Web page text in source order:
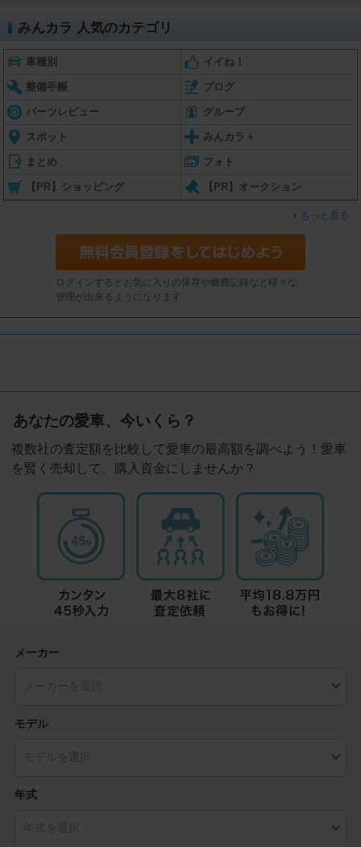
みんカラ 人気のカテゴリ
車種別 イイね！
整備手帳 ブログ
パーツレビュー グループ
スポット みんカラ＋
まとめ フォト
【PR】ショッピング 【PR】オークション
もっと見る
ログインするとお気に入りの保存や燃費記録など様々な
管理が出来るようになります
あなたの愛車、今いくら？
複数社の査定額を比較して愛車の最高額を調べよう！愛車
を賢く売却して、購入資金にしませんか？
メーカー
モデル
年式